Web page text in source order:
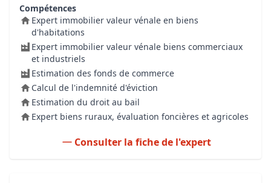
Compétences
Expert immobilier valeur vénale en biens
d'habitations
Expert immobilier valeur vénale biens commerciaux
et industriels
Estimation des fonds de commerce
Calcul de l'indemnité d'éviction
Estimation du droit au bail
Expert biens ruraux, évaluation foncières et agricoles
Consulter la fiche de l'expert